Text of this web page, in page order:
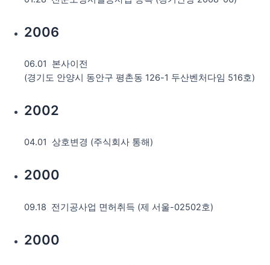
2006
06.01 본사이전
(경기도 안양시 동안구 평촌동 126-1 두산벤처다임 516호)
2002
04.01 상호변경 (주식회사 통해)
2000
09.18 전기공사업 면허취득 (제 서울-02502호)
2000